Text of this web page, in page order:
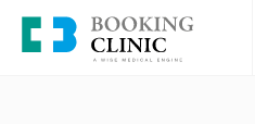
Skip
main